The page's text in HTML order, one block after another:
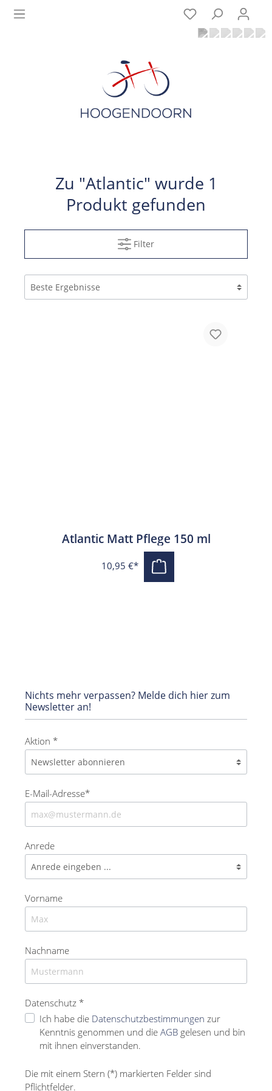
Zu "Atlantic" wurde 1
Produkt gefunden
Filter
Atlantic Matt Pflege 150 ml
10,95 €*
Nichts mehr verpassen? Melde dich hier zum
Newsletter an!
Aktion *
E-Mail-Adresse*
Anrede
Vorname
Nachname
Datenschutz *
Ich habe die Datenschutzbestimmungen zur
Kenntnis genommen und die AGB gelesen und bin
mit ihnen einverstanden.
Die mit einem Stern (*) markierten Felder sind
Pflichtfelder.